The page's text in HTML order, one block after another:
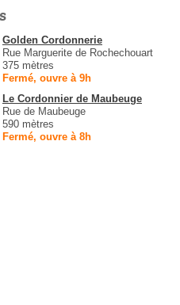
Golden Cordonnerie
Rue Marguerite de Rochechouart
375 mètres
Fermé, ouvre à 9h
Le Cordonnier de Maubeuge
Rue de Maubeuge
590 mètres
Fermé, ouvre à 8h